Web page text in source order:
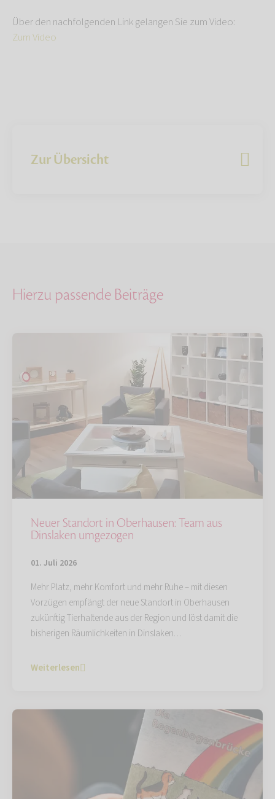
Über den nachfolgenden Link gelangen Sie zum Video:
Zum Video
Zur Übersicht
Hierzu passende Beiträge
Neuer Standort in Oberhausen: Team aus
Dinslaken umgezogen
01. Juli 2026
Mehr Platz, mehr Komfort und mehr Ruhe – mit diesen
Vorzügen empfängt der neue Standort in Oberhausen
zukünftig Tierhaltende aus der Region und löst damit die
bisherigen Räumlichkeiten in Dinslaken…
Weiterlesen